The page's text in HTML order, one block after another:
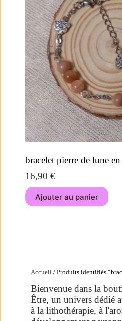
bracelet pierre de lune
16,90 €
Ajouter au panier
Accueil / Produits identifiés
Bienvenue dans la
Être, un univers dédié
à la lithothérapie, à